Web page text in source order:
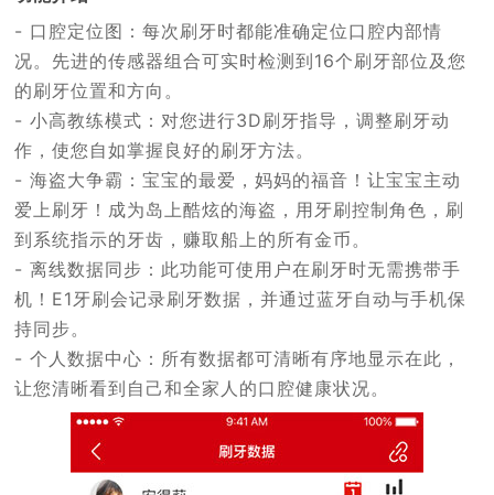
- 口腔定位图：每次刷牙时都能准确定位口腔内部情
况。先进的传感器组合可实时检测到16个刷牙部位及您
的刷牙位置和方向。
- 小高教练模式：对您进行3D刷牙指导，调整刷牙动
作，使您自如掌握良好的刷牙方法。
- 海盗大争霸：宝宝的最爱，妈妈的福音！让宝宝主动
爱上刷牙！成为岛上酷炫的海盗，用牙刷控制角色，刷
到系统指示的牙齿，赚取船上的所有金币。
- 离线数据同步：此功能可使用户在刷牙时无需携带手
机！E1牙刷会记录刷牙数据，并通过蓝牙自动与手机保
持同步。
- 个人数据中心：所有数据都可清晰有序地显示在此，
让您清晰看到自己和全家人的口腔健康状况。